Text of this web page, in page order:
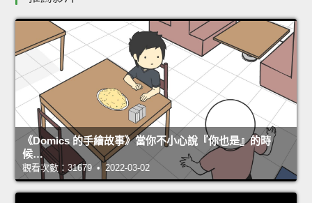
《Domics 的手繪故事》當你不小心說『你也是』的時
候…
觀看次數：31679 • 2022-03-02